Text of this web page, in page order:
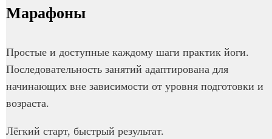
Марафоны
Простые и доступные каждому шаги практик йоги.
Последовательность занятий адаптирована для
начинающих вне зависимости от уровня подготовки и
возраста.
Лёгкий старт, быстрый результат.